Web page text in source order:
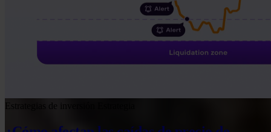
Estrategias de inversión